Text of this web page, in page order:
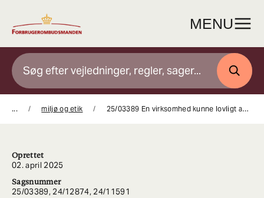
indhold
MENU
SØG
... miljø og etik 25/03389 En virksomhed kunne lovligt anvende udsagn om en nærmere specificeret procentsats af genanvendt materiale i deres markedsføring
Oprettet
02. april 2025
Sagsnummer
25/03389, 24/12874, 24/11591